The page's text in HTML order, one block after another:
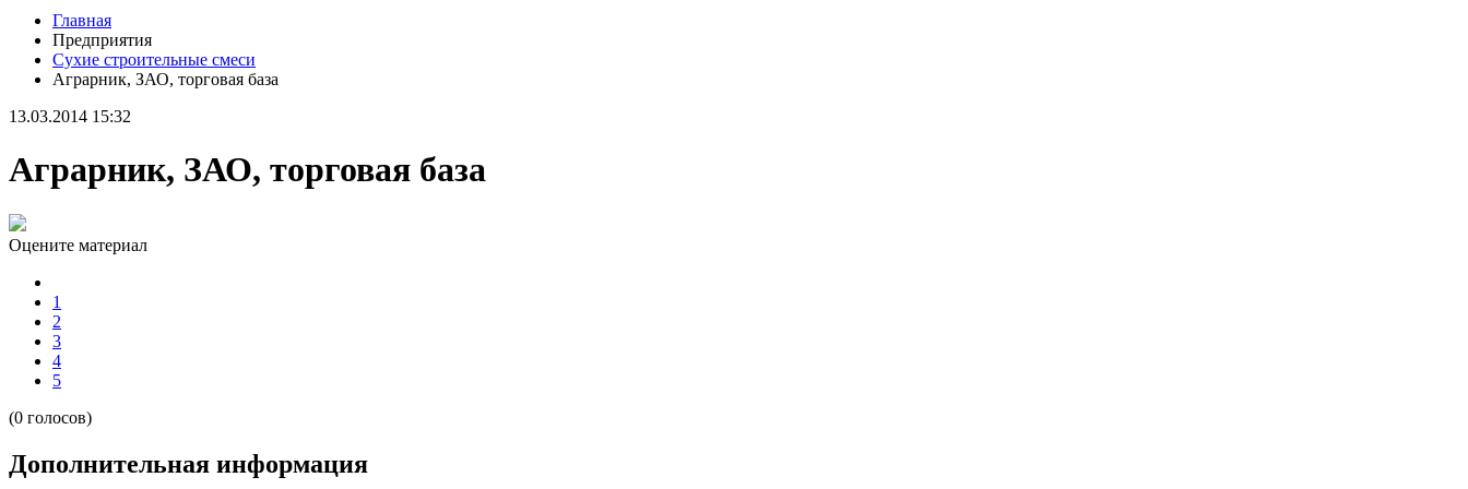
Главная
Предприятия
Сухие строительные смеси
Аграрник, ЗАО, торговая база
13.03.2014 15:32
Аграрник, ЗАО, торговая база
Оцените материал
1
2
3
4
5
(0 голосов)
Дополнительная информация